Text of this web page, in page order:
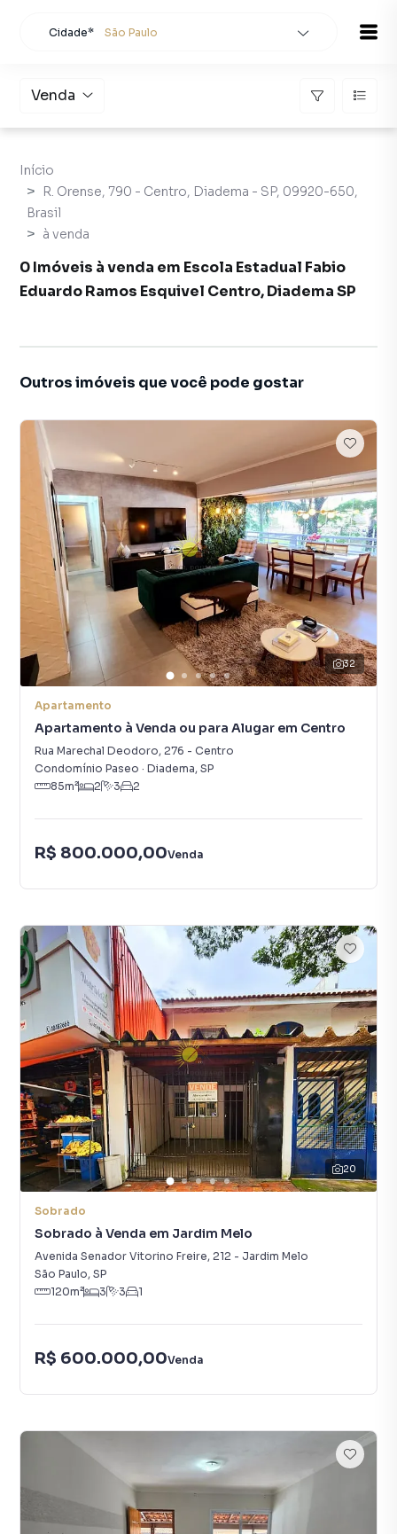
Cidade* São Paulo
Venda
Início
R. Orense, 790 - Centro, Diadema - SP, 09920-650,
Brasil
à venda
0 Imóveis à venda em Escola Estadual Fabio
Eduardo Ramos Esquivel Centro, Diadema SP
Outros imóveis que você pode gostar
32
Apartamento
Apartamento à Venda ou para Alugar em Centro
Rua Marechal Deodoro, 276 - Centro
Condomínio Paseo · Diadema, SP
85m² 2 3 2
R$ 800.000,00Venda
20
Sobrado
Sobrado à Venda em Jardim Melo
Avenida Senador Vitorino Freire, 212 - Jardim Melo
São Paulo, SP
120m² 3 3 1
R$ 600.000,00Venda